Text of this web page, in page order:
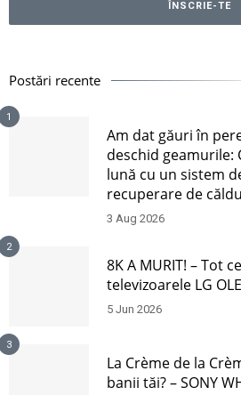
Postări recente
1
Am dat găuri în
deschid geamurile:
lună cu un sistem
recuperare de
3 Aug 2026
2
8K A MURIT! – Tot
televizoarele LG
5 Jun 2026
3
La Crème de la
banii tăi? – SONY